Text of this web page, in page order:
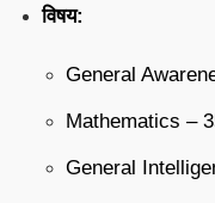
विषय:
General
Mathematics –
General